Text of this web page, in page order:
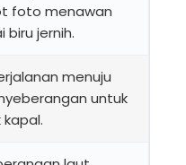
foto menawan
jernih.
menuju
untuk